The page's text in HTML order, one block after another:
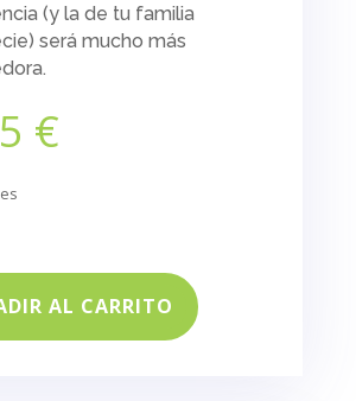
(y la de tu familia
será mucho más
€
AL CARRITO